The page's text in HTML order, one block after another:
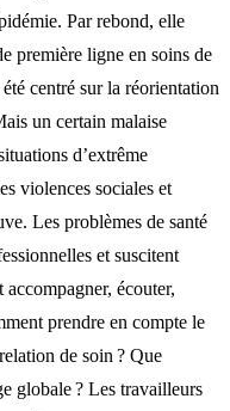
Par rebond, elle
première ligne en soins de
centré sur la réorientation
un certain malaise
d’extrême
violences sociales et
Les problèmes de santé
et suscitent
écouter,
prendre en compte le
de soin ? Que
globale ? Les travailleurs